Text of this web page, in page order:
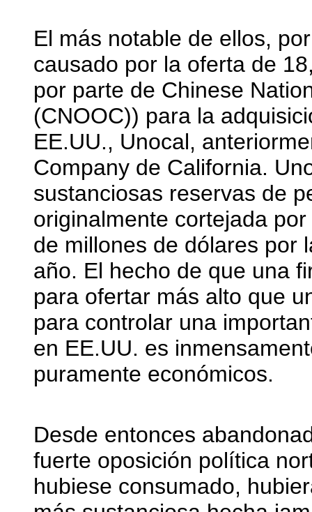
El más notable de ellos,
causado por la oferta de
por parte de Chinese
(CNOOC)) para la
EE.UU., Unocal,
Company de California.
sustanciosas reservas de
originalmente cortejada
de millones de dólares por
año. El hecho de que una
para ofertar más alto que
para controlar una
en EE.UU. es
puramente económicos.
Desde entonces
fuerte oposición política
hubiese consumado,